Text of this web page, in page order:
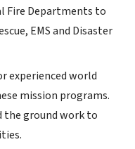
Fire Departments to
EMS and Disaster
experienced world
mission programs.
the ground work to